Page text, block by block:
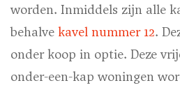
worden. Inmiddels zijn alle
behalve kavel nummer 12.
onder koop in optie. Deze
onder-een-kap woningen